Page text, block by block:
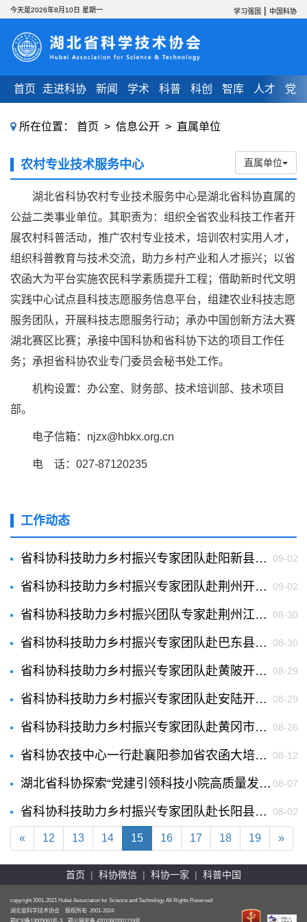
首页 走进科协 新闻 学术 科普 科创 智库 人才 党建
今天是2026年8月10日 星期一 学习强国 | 中国科协
所在位置： 首页 > 信息公开 > 直属单位
农村专业技术服务中心 直属单位
湖北省科协农村专业技术服务中心是湖北省科协直属的
公益二类事业单位。其职责为：组织全省农业科技工作者开
展农村科普活动，推广农村专业技术，培训农村实用人才，
组织科普教育与技术交流，助力乡村产业和人才振兴；以省
农函大为平台实施农民科学素质提升工程；借助新时代文明
实践中心试点县科技志愿服务信息平台，组建农业科技志愿
服务团队，开展科技志愿服务行动；承办中国创新方法大赛
湖北赛区比赛；承接中国科协和省科协下达的项目工作任
务；承担省科协农业专门委员会秘书处工作。
机构设置：办公室、财务部、技术培训部、技术项目
部。
电子信箱：njzx@hbkx.org.cn
电 话：027-87120235
工作动态
省科协科技助力乡村振兴专家团队赴阳新县开展科技志愿服务 09-02
省科协科技助力乡村振兴专家团队赴荆州开展科技志愿服务 09-02
省科协科技助力乡村振兴团队专家赴荆州江陵县开展科技志愿服务 08-30
省科协科技助力乡村振兴专家团队赴巴东县开展生猪技术指导 08-30
省科协科技助力乡村振兴专家团队赴黄陂开展科技志愿服务 08-29
省科协科技助力乡村振兴专家团队赴安陆开展科技志愿服务 08-29
省科协科技助力乡村振兴专家团队赴黄冈市黄州区陶店乡杨家湾村开展科技志愿服务 08-26
省科协农技中心一行赴襄阳参加省农函大培训班开班并开展调研 08-12
湖北省科协探索“党建引领科技小院高质量发展”湖北模式 08-07
省科协科技助力乡村振兴专家团队赴长阳县指导水果种植 08-02
« 12 13 14 15 16 17 18 19 »
首页 | 科协微信 | 科协一家 | 科普中国
copyright 2001-2021 Hubei Association for Science and Technology All Rights Reserved
湖北省科学技术协会 版权所有 2001-2024